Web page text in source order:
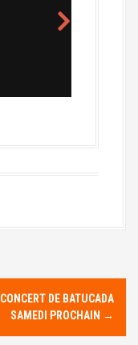
CONCERT DE BATUCADA
SAMEDI PROCHAIN →